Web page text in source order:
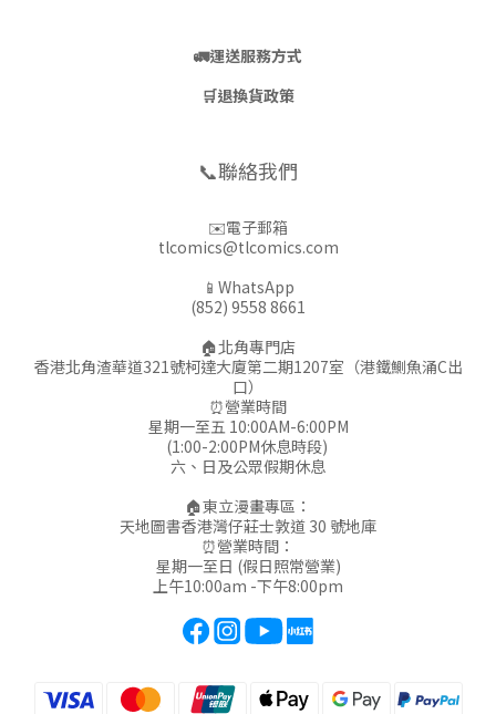
🚛運送服務方式
🛒退換貨政策
📞聯絡我們
✉️電子郵箱
tlcomics@tlcomics.com
📱WhatsApp
(852) 9558 8661
🏠北角專門店
香港北角渣華道321號柯達大廈第二期1207室（港鐵鰂魚涌C出
口）
⏰營業時間
星期一至五 10:00AM-6:00PM
(1:00-2:00PM休息時段)
六、日及公眾假期休息
🏠東立漫畫專區：
天地圖書香港灣仔莊士敦道 30 號地庫
⏰營業時間：
星期一至日 (假日照常營業)
上午10:00am -下午8:00pm